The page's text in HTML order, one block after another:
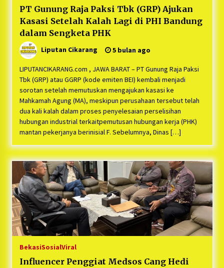
PT Gunung Raja Paksi Tbk (GRP) Ajukan
Kasasi Setelah Kalah Lagi di PHI Bandung
dalam Sengketa PHK
Liputan Cikarang 5 bulan ago
LIPUTANCIKARANG.com , JAWA BARAT – PT Gunung Raja Paksi
Tbk (GRP) atau GGRP (kode emiten BEI) kembali menjadi
sorotan setelah memutuskan mengajukan kasasi ke
Mahkamah Agung (MA), meskipun perusahaan tersebut telah
dua kali kalah dalam proses penyelesaian perselisihan
hubungan industrial terkaitpemutusan hubungan kerja (PHK)
mantan pekerjanya berinisial F. Sebelumnya, Dinas […]
BekasiSosialViral
Influencer Penggiat Medsos Cang Hedi